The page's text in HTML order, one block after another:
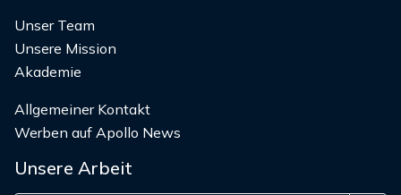
Unser Team
Unsere Mission
Akademie
Allgemeiner Kontakt
Werben auf Apollo News
Unsere Arbeit